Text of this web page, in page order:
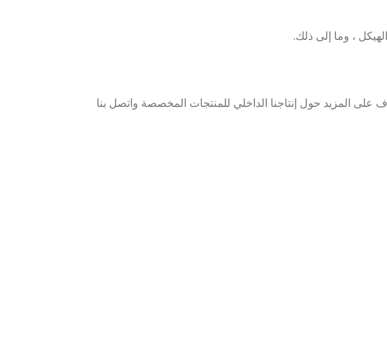
، وما إلى ذلك.
على المزيد حول إنتاجنا الداخلي للمنتجات المخصصة واتصل بنا